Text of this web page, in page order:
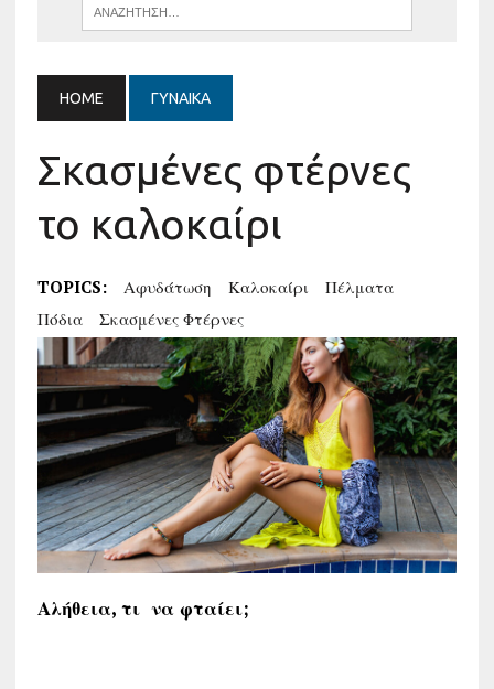
HOME ΓΥΝΑΊΚΑ
Σκασμένες φτέρνες
το καλοκαίρι
TOPICS: Αφυδάτωση Καλοκαίρι
Πέλματα
Πόδια
Σκασμένες Φτέρνες
Αλήθεια, τι να φταίει;